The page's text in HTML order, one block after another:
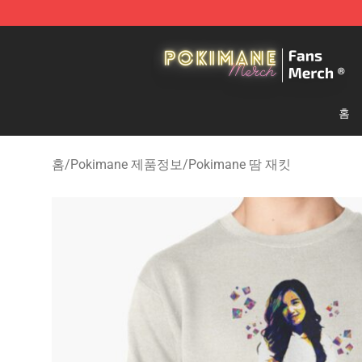
홈
홈/Pokimane 제품정보/Pokimane 땀 재킷